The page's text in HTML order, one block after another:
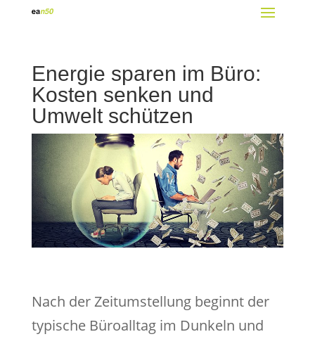
Energie sparen im Büro:
Kosten senken und
Umwelt schützen
Nach der Zeitumstellung beginnt der
typische Büroalltag im Dunkeln und